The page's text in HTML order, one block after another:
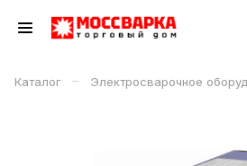
Каталог – Электросварочное